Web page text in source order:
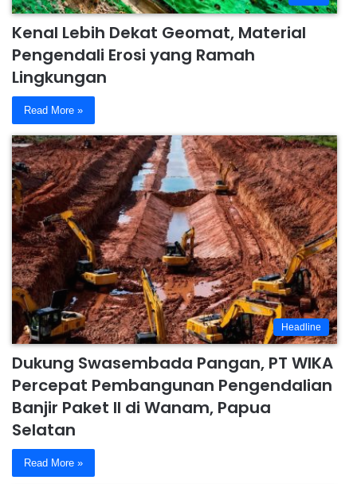
Kenal Lebih Dekat Geomat, Material
Pengendali Erosi yang Ramah
Lingkungan
Read More »
Headline
Dukung Swasembada Pangan, PT WIKA
Percepat Pembangunan Pengendalian
Banjir Paket II di Wanam, Papua
Selatan
Read More »